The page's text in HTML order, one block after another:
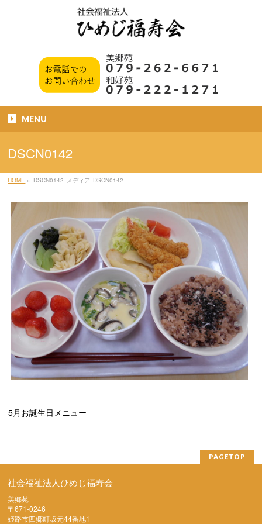
MENU
DSCN0142
HOME » DSCN0142 メディア DSCN0142
5月お誕生日メニュー
PAGETOP
社会福祉法人ひめじ福寿会
美郷苑
〒671-0246
姫路市四郷町坂元44番地1